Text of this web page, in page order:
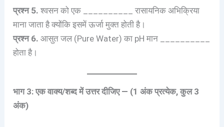
प्रश्न 5. श्वसन को एक __________ रासायनिक अभिक्रिया
माना जाता है क्योंकि इसमें ऊर्जा मुक्त होती है।
प्रश्न 6. आसुत जल (Pure Water) का pH मान __________
होता है।
भाग 3: एक वाक्य/शब्द में उत्तर दीजिए — (1 अंक प्रत्येक, कुल 3
अंक)